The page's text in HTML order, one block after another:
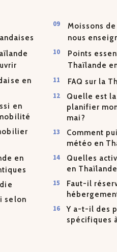
en
en
en
selon
Moissons
nous
Points
Thaïlande
FAQ sur la
Quelle est
planifier
mai?
Comment
météo en
Quelles
en
Faut-il
Y a-t-il des
spécifiques